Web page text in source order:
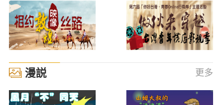
漫説 更多